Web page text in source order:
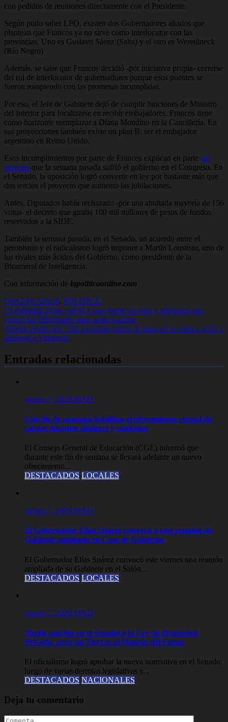
con pedidos de reuniones directamente con el Presidente.
Según pudo saber LPO, existen dos Gobernadores aliados que
plantean que Francos ya no sirve como interlocutor con las
provincias. Uno es Gustavo Sáenz (Salta) y el otro es Weretilneck
(Río Negro)
Además, se sabe que Francos decidió -por iniciativa propia- correrse
del rol de interlocutor de gobernadores porque esos puentes se
fueron rompiendo con las promesas incumplidas.
Por eso, el Jefe de Gabinete dejó de cumplir funciones de Ministro
del Interior para focalizarse en recibir embajadores. Francos tiene
como horizonte reemplazar a Diana Mondino en la Cancillería. En
sus proyecciones también existe un plan B: ser el embajador
argentino en Reino Unido.
Esos incumplimientos por parte de Francos explican en parte las
derrotas que la semana pasada sufrió el gobierno en el Congreso. En
el Senado, la oposición logró convertir en ley por bastante más que
dos tercios el proyecto que aumenta las jubilaciones.
Antes, Diputados había rechazado -por una abultada mayoría de 156
votos- el decreto que giraba 100 mil millones de pesos de fondos
reservados a la SIDE.
También la semana pasada, en el Senado, un acuerdo entre el
peronismo y el radicalismo logró imponer a Martín Lousteau, uno de
los rivales más ácidos del Gobierno, como presidente de la
Bicameral de Inteligencia.
Con información de lapoliticaonline.com
DESTACADOS, POLITICA
Navegación
de
entradas
La industria pyme volvió a caer fuerte en julio y advierten que
crecen las dificultades para pagar salarios
Arrieta reveló que Lilia Lemoine estuvo al tanto de la visita a Astiz y
despegó a Villarruel
Entradas relacionadas
agosto 7, 2026 MAD
Este fin de ssemana habilitan el ofrecimiento virtual de
cargos docentes titulares y suplentes
El Consejo General de Educación (CGE) informó que
durante este fin de semana se llevará adelante un nuevo
ofrecimiento...
DESTACADOS LOCALES
agosto 7, 2026 MAD
El Gobernador Elias Suárez convocó a una reunión de
Gabinete ampliada en Casa de Gobierno
El Gobernador Elías Suárez convocó este viernes una reunión
ampliada de su Gabinete en el Salón...
DESTACADOS LOCALES
agosto 7, 2026 MAD
Media sanción en el Senado a la Ley de Propiedad
Privada, pero sin Tierras ni Manejo del Fuego
El oficialismo logró aprobar la nueva normativa en el Senado,
luego de varias derrotas legislativas y...
DESTACADOS NACIONALES
Deja tu comentario